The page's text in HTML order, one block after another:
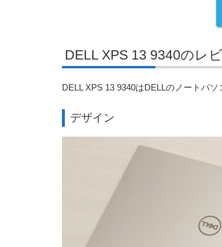
DELL XPS 13 9340のレ
DELL XPS 13 9340はDELLのノートパ
デザイン